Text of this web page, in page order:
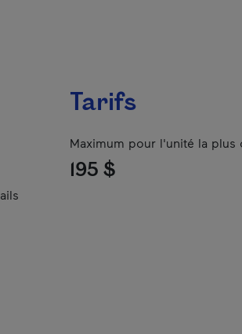
Tarifs
Maximum pour l'unité la plus
195 $